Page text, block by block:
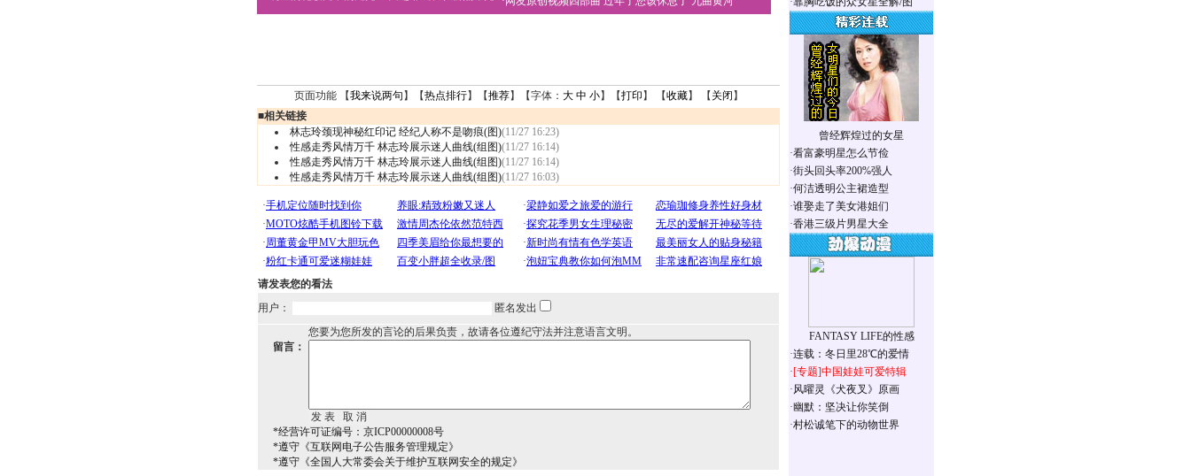
页面功能 【我来说两句 】【热点排行】【推荐】【字体： 大 中 小】【打印 】 【收藏】 【 关闭 】
■相关链接
林志玲颈现神秘红印记 经纪人称不是吻痕(图)(11/27 16:23)
性感走秀风情万千 林志玲展示迷人曲线(组图)(11/27 16:14)
性感走秀风情万千 林志玲展示迷人曲线(组图)(11/27 16:14)
性感走秀风情万千 林志玲展示迷人曲线(组图)(11/27 16:03)
请发表您的看法
用户：
匿名发出
您要为您所发的言论的后果负责，故请各位遵纪守法并注意语言文明。
留言：
*经营许可证编号：京ICP00000008号
*遵守《互联网电子公告服务管理规定》
*遵守《全国人大常委会关于维护互联网安全的规定》
曾经辉煌过的女星
·看富豪明星怎么节俭
·街头回头率200%强人
·何洁透明公主裙造型
·谁娶走了美女港姐们
·香港三级片男星大全
FANTASY LIFE的性感
·连载：冬日里28℃的爱情
·[专题]中国娃娃可爱特辑
·风曜灵《犬夜叉》原画
·幽默：坚决让你笑倒
·村松诚笔下的动物世界